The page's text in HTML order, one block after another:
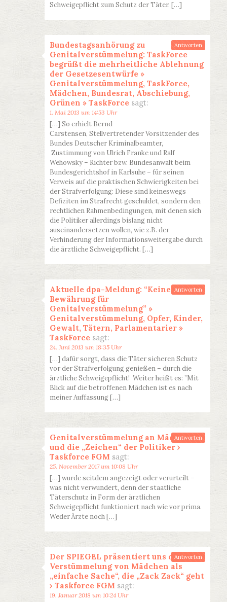
Schweigepflicht zum Schutz der Täter. […]
Bundestagsanhörung zu
Genitalverstümmelung: TaskForce
begrüßt die mehrheitliche Ablehnung
der Gesetzesentwürfe »
Genitalverstümmelung, TaskForce,
Mädchen, Bundesrat, Abschiebung,
Grünen » TaskForce sagt:
1. Mai 2013 um 14:53 Uhr
[…] So erhielt Bernd
Carstensen, Stellvertretender Vorsitzender des
Bundes Deutscher Kriminalbeamter,
Zustimmung von Ulrich Franke und Ralf
Wehowsky – Richter bzw. Bundesanwalt beim
Bundesgerichtshof in Karlsuhe – für seinen
Verweis auf die praktischen Schwierigkeiten bei
der Strafverfolgung: Diese sind keineswegs
Defiziten im Strafrecht geschuldet, sondern den
rechtlichen Rahmenbedingungen, mit denen sich
die Politiker allerdings bislang nicht
auseinandersetzen wollen, wie z.B. der
Verhinderung der Informationsweitergabe durch
die ärztliche Schweigepflicht. […]
Antworten
Aktuelle dpa-Meldung: “Keine
Bewährung für
Genitalverstümmelung” »
Genitalverstümmelung, Opfer, Kinder,
Gewalt, Tätern, Parlamentarier »
TaskForce sagt:
24. Juni 2013 um 18:35 Uhr
[…] dafür sorgt, dass die Täter sicheren Schutz
vor der Strafverfolgung genießen – durch die
ärztliche Schweigepflicht! Weiter heißt es: ”Mit
Blick auf die betroffenen Mädchen ist es nach
meiner Auffassung […]
Antworten
Genitalverstümmelung an Mädchen
und die „Zeichen“ der Politiker ›
Taskforce FGM sagt:
25. November 2017 um 10:08 Uhr
[…] wurde seitdem angezeigt oder verurteilt –
was nicht verwundert, denn der staatliche
Täterschutz in Form der ärztlichen
Schweigepflicht funktioniert nach wie vor prima.
Weder Ärzte noch […]
Antworten
Der SPIEGEL präsentiert uns die
Verstümmelung von Mädchen als
„einfache Sache“, die „Zack Zack“ geht
› Taskforce FGM sagt:
19. Januar 2018 um 10:24 Uhr
Antworten